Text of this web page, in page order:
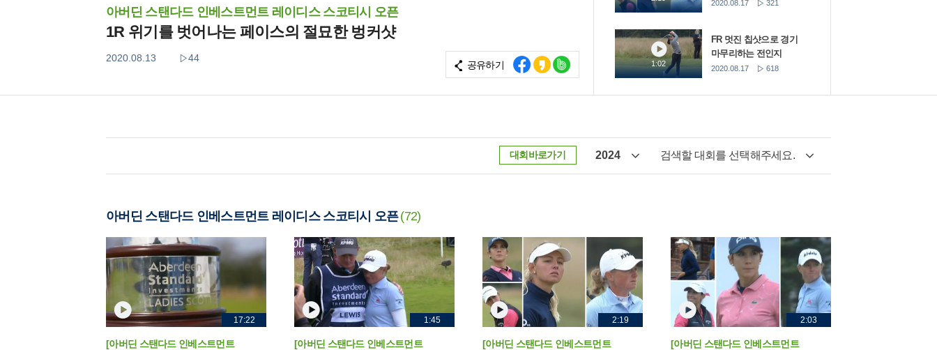
아버딘 스탠다드 인베스트먼트 레이디스 스코티시 오픈
1R 위기를 벗어나는 페이스의 절묘한 벙커샷
2020.08.13 44
공유하기
2020.08.17 321
1:02
FR 멋진 칩샷으로 경기
마무리하는 전인지
2020.08.17 618
대회바로가기 2024 검색할 대회를 선택해주세요.
아버딘 스탠다드 인베스트먼트 레이디스 스코티시 오픈(72)
17:22
[아버딘 스탠다드 인베스트먼트
1:45
[아버딘 스탠다드 인베스트먼트
2:19
[아버딘 스탠다드 인베스트먼트
2:03
[아버딘 스탠다드 인베스트먼트